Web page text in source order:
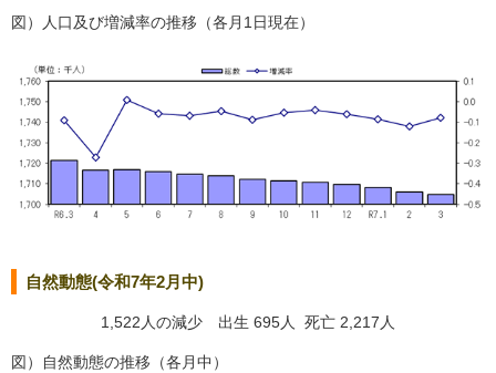
図）人口及び増減率の推移（各月1日現在）
自然動態(令和7年2月中)
1,522人の減少 出生 695人 死亡 2,217人
図）自然動態の推移（各月中）